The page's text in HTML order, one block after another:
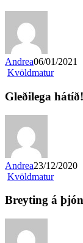
Andrea06/01/2021
Kvöldmatur
Gleðilega hátíð!
Andrea23/12/2020
Kvöldmatur
Breyting á